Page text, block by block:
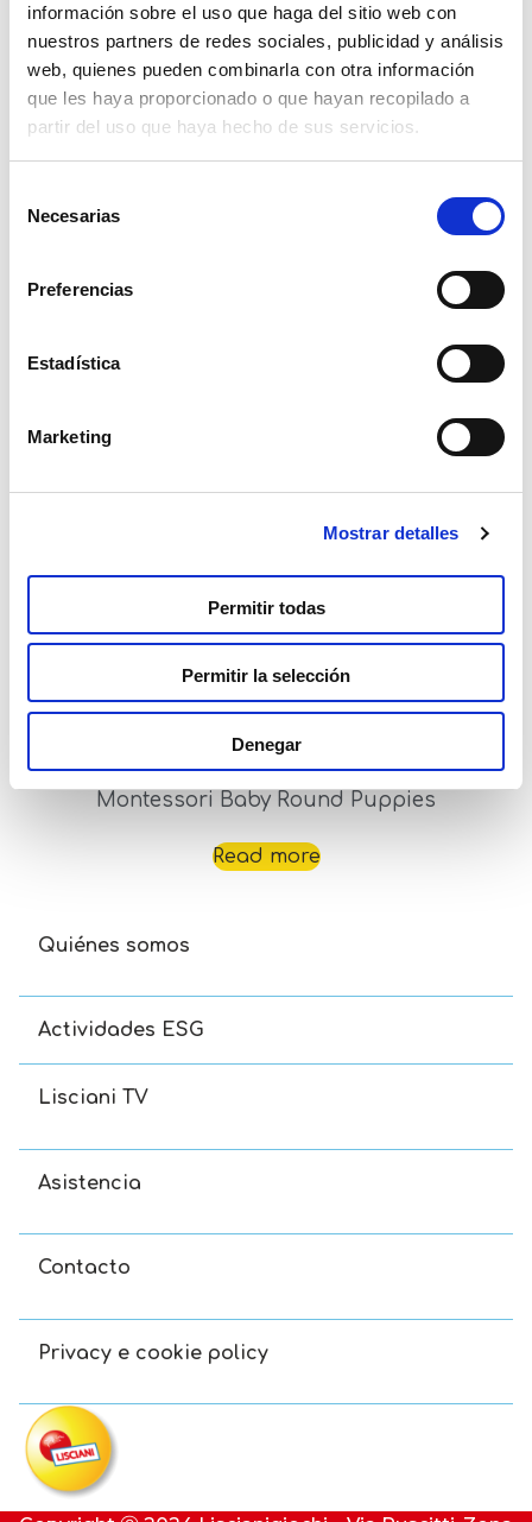
información sobre el uso que haga del sitio web con
nuestros partners de redes sociales, publicidad y análisis
web, quienes pueden combinarla con otra información
que les haya proporcionado o que hayan recopilado a
partir del uso que haya hecho de sus servicios.
Necesarias
Preferencias
Estadística
Marketing
Mostrar detalles
Permitir todas
Permitir la selección
Denegar
Showing all 2 results
Montessori Baby Round Puppies
Read more
Quiénes somos
Actividades ESG
Lisciani TV
Asistencia
Contacto
Privacy e cookie policy